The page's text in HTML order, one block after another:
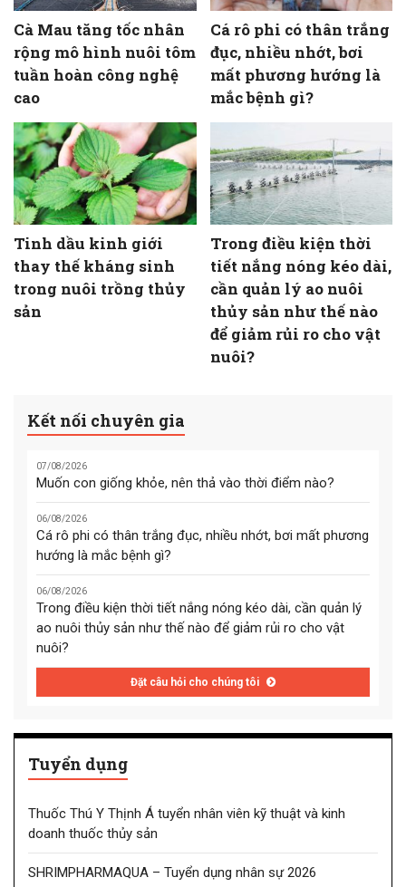
Cà Mau tăng tốc nhân
rộng mô hình nuôi tôm
tuần hoàn công nghệ
cao
Cá rô phi có thân trắng
đục, nhiều nhớt, bơi
mất phương hướng là
mắc bệnh gì?
Tinh dầu kinh giới
thay thế kháng sinh
trong nuôi trồng thủy
sản
Trong điều kiện thời
tiết nắng nóng kéo dài,
cần quản lý ao nuôi
thủy sản như thế nào
để giảm rủi ro cho vật
nuôi?
Kết nối chuyên gia
07/08/2026
Muốn con giống khỏe, nên thả vào thời điểm nào?
06/08/2026
Cá rô phi có thân trắng đục, nhiều nhớt, bơi mất phương
hướng là mắc bệnh gì?
06/08/2026
Trong điều kiện thời tiết nắng nóng kéo dài, cần quản lý
ao nuôi thủy sản như thế nào để giảm rủi ro cho vật
nuôi?
Đặt câu hỏi cho chúng tôi
Tuyển dụng
Thuốc Thú Y Thịnh Á tuyển nhân viên kỹ thuật và kinh
doanh thuốc thủy sản
SHRIMPHARMAQUA – Tuyển dụng nhân sự 2026